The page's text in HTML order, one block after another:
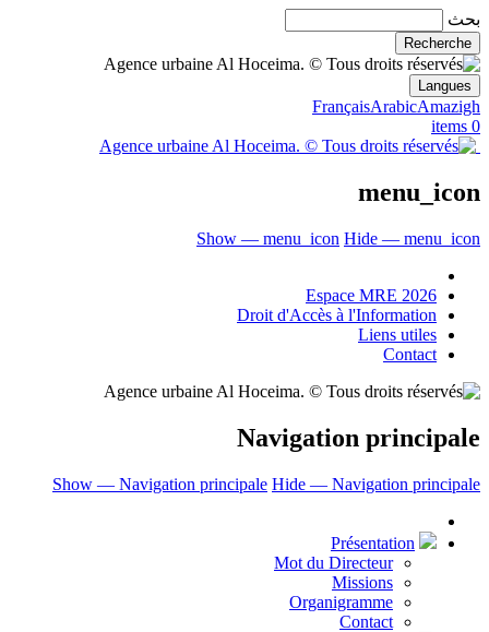
بحث
Langues
FrançaisArabicAmazigh
0 items
menu_icon
Show — menu_icon Hide — menu_icon
Espace MRE 2026
Droit d'Accès à l'Information
Liens utiles
Contact
Navigation principale
Show — Navigation principale Hide — Navigation principale
Présentation
Mot du Directeur
Missions
Organigramme
Contact